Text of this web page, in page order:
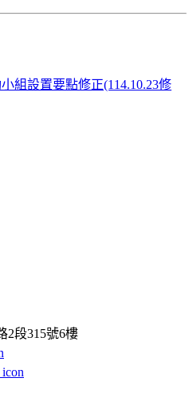
組設置要點修正(114.10.23修
2段315號6樓